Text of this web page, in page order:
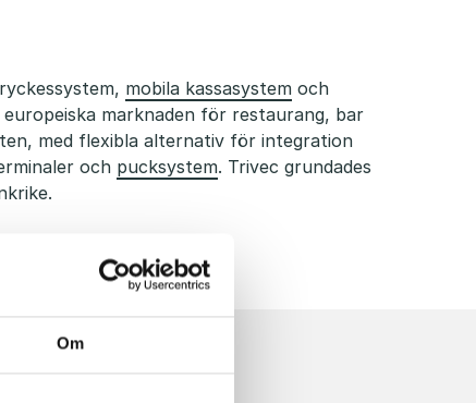
Om
mobila kassasystem och
europeiska marknaden för restaurang, bar
med flexibla alternativ för integration
och pucksystem. Trivec grundades